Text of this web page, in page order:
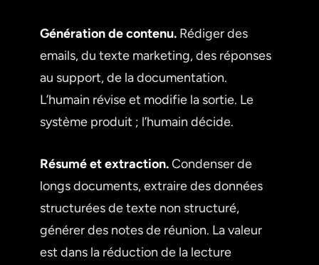
Génération de contenu. Rédiger des
emails, du texte marketing, des réponses
au support, de la documentation.
L’humain révise et modifie la sortie. Le
système produit ; l’humain décide.
Résumé et extraction.Condenser de
longs documents, extraire des données
structurées de texte non structuré,
générer des notes de réunion. La valeur
est dans la réduction de la lecture